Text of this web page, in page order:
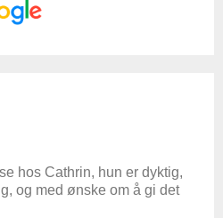
hos Cathrin, hun er dyktig,
og med ønske om å gi det